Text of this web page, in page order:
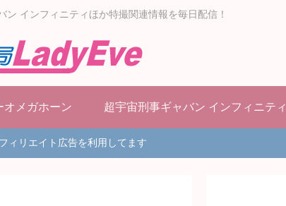
インフィニティほか特撮関連情報を毎日配信！
オメガホーン 超宇宙刑事ギャバン インフィニティ
ィリエイト広告を利用してます